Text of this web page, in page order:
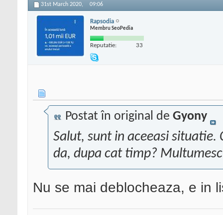
31st March 2020, 09:06
Rapsodia
Membru SeoPedia
Reputatie: 33
Postat în original de Gyony
Salut, sunt in aceeasi situatie.
da, dupa cat timp?
Nu se mai deblocheaza, e in